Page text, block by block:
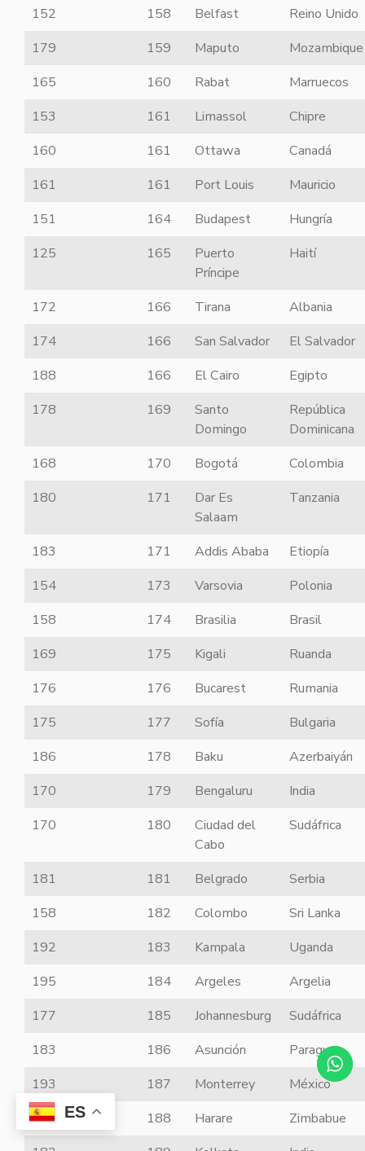
152
158 Belfast
Reino Unido
179
159 Maputo
Mozambique
165
160 Rabat
Marruecos
153
161 Limassol
Chipre
160
161 Ottawa
Canadá
161
161 Port Louis
Mauricio
151
164 Budapest
Hungría
125
165
Puerto
Príncipe
Haití
172 166 Tirana
Albania
174
166 San Salvador
El Salvador
188
166 El Cairo
Egipto
178
169
Santo
Domingo
República
Dominicana
168
170 Bogotá
Colombia
180
171
Dar Es
Salaam
Tanzania
183 171 Addis Ababa
Etiopía
154
173 Varsovia
Polonia
158
174 Brasilia
Brasil
169
175 Kigali
Ruanda
176
176 Bucarest
Rumania
175
177 Sofía
Bulgaria
186
178 Baku
Azerbaiyán
170
179 Bengaluru
India
170
180
Ciudad del
Cabo
Sudáfrica
181 181 Belgrado
Serbia
158
182 Colombo
Sri Lanka
192
183 Kampala
Uganda
195
184 Argeles
Argelia
177
185 Johannesburg
Sudáfrica
183
186 Asunción
Paraguay
193
187 Monterrey
México
165
188 Harare
Zimbabue
ES